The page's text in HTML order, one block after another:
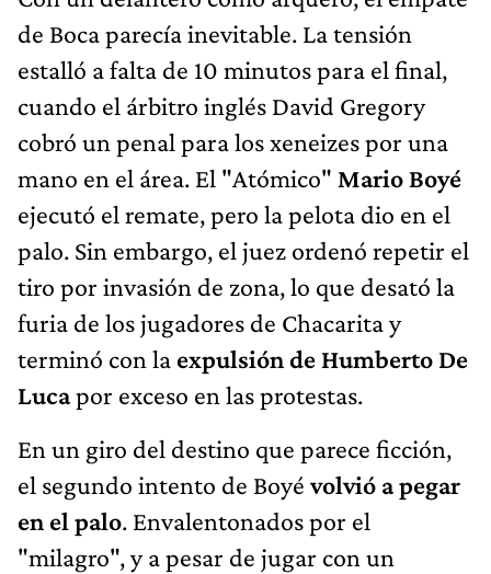
de Boca parecía inevitable. La tensión
estalló a falta de 10 minutos para el final,
cuando el árbitro inglés David Gregory
cobró un penal para los xeneizes por una
mano en el área. El "Atómico" Mario Boyé
ejecutó el remate, pero la pelota dio en el
palo. Sin embargo, el juez ordenó repetir el
tiro por invasión de zona, lo que desató la
furia de los jugadores de Chacarita y
terminó con la expulsión de Humberto De
Lucapor exceso en las protestas.
En un giro del destino que parece ficción,
el segundo intento de Boyévolvió a pegar
en el palo. Envalentonados por el
"milagro", y a pesar de jugar con un